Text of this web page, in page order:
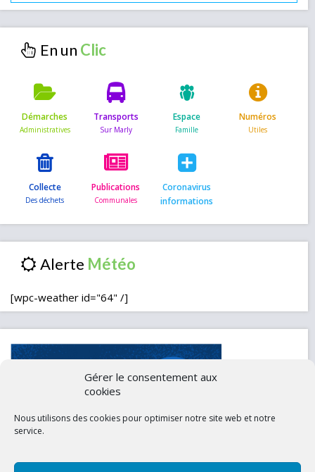
Gérer le consentement aux
cookies
Nous utilisons des cookies pour optimiser notre site web et notre
service.
En un
Démarches Transports Espace Numéros
Collecte Publications
Coronavirus
informations
Alerte
[wpc-weather id="64" /]